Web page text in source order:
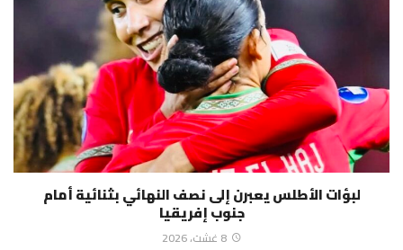
لبؤات الأطلس يعبرن إلى نصف النهائي بثنائية أمام
جنوب إفريقيا
8 غشت، 2026